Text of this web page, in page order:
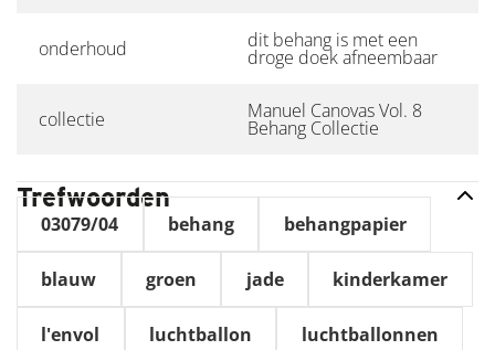
onderhoud dit behang is met een
droge doek afneembaar
collectie Manuel Canovas Vol. 8
Behang Collectie
Trefwoorden
03079/04 behang behangpapier
blauw groen jade kinderkamer
l'envol luchtballon luchtballonnen